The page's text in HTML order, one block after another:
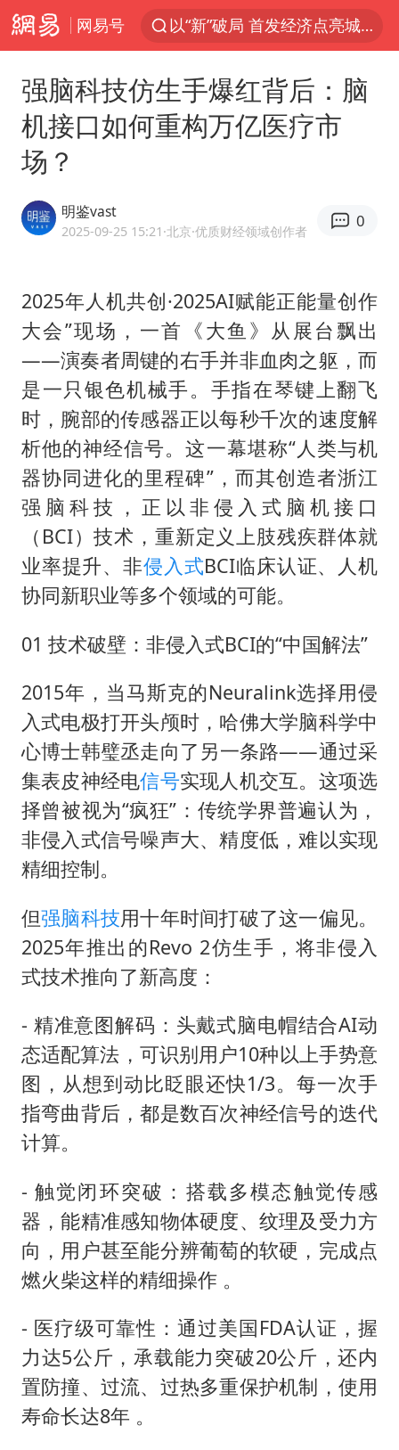
网易号
以“新”破局 首发经济点亮城市消费活力
秋天的第一杯奶茶安排上了吗
巡查组提问 工作人员偷用手机查答案
国家气候中心：8月将有4轮高温过程，部分地区可达40℃～45℃
宇树科技 打新
台风白海豚进入48小时警戒线
贵州轮胎子公司获美国退税8136万
郑国霖回应去景区上班被保安拦下
曝韩足协曾为外籍裁判安排性招待
深圳地面沉降致车辆损坏系谣言
OpenAI免费版将升级为GPT-5.6 Luna
中方回应是否在太平洋海底开采稀土
奋进开新局 实干挑大梁
强脑科技仿生手爆红背后：脑
机接口如何重构万亿医疗市
场？
明鉴vast
2025-09-25 15:21 ·北京·优质财经领域创作者
0
2025年人机共创·2025AI赋能正能量创作
大会”现场，一首《大鱼》从展台飘出
——演奏者周键的右手并非血肉之躯，而
是一只银色机械手。手指在琴键上翻飞
时，腕部的传感器正以每秒千次的速度解
析他的神经信号。这一幕堪称“人类与机
器协同进化的里程碑”，而其创造者浙江
强脑科技，正以非侵入式脑机接口
（BCI）技术，重新定义上肢残疾群体就
业率提升、非侵入式BCI临床认证、人机
协同新职业等多个领域的可能。
01 技术破壁：非侵入式BCI的“中国解法”
2015年，当马斯克的Neuralink选择用侵
入式电极打开头颅时，哈佛大学脑科学中
心博士韩璧丞走向了另一条路——通过采
集表皮神经电信号实现人机交互。这项选
择曾被视为“疯狂”：传统学界普遍认为，
非侵入式信号噪声大、精度低，难以实现
精细控制。
但强脑科技用十年时间打破了这一偏见。
2025年推出的Revo 2仿生手，将非侵入
式技术推向了新高度：
- 精准意图解码：头戴式脑电帽结合AI动
态适配算法，可识别用户10种以上手势意
图，从想到动比眨眼还快1/3。每一次手
指弯曲背后，都是数百次神经信号的迭代
计算。
- 触觉闭环突破：搭载多模态触觉传感
器，能精准感知物体硬度、纹理及受力方
向，用户甚至能分辨葡萄的软硬，完成点
燃火柴这样的精细操作 。
- 医疗级可靠性：通过美国FDA认证，握
力达5公斤，承载能力突破20公斤，还内
置防撞、过流、过热多重保护机制，使用
寿命长达8年 。